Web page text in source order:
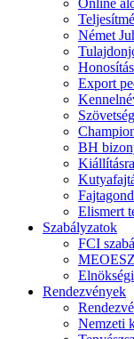
Online
Német
Export
BH
Elismert
Szabályzatok
FCI
Rendezvények
Nemzeti